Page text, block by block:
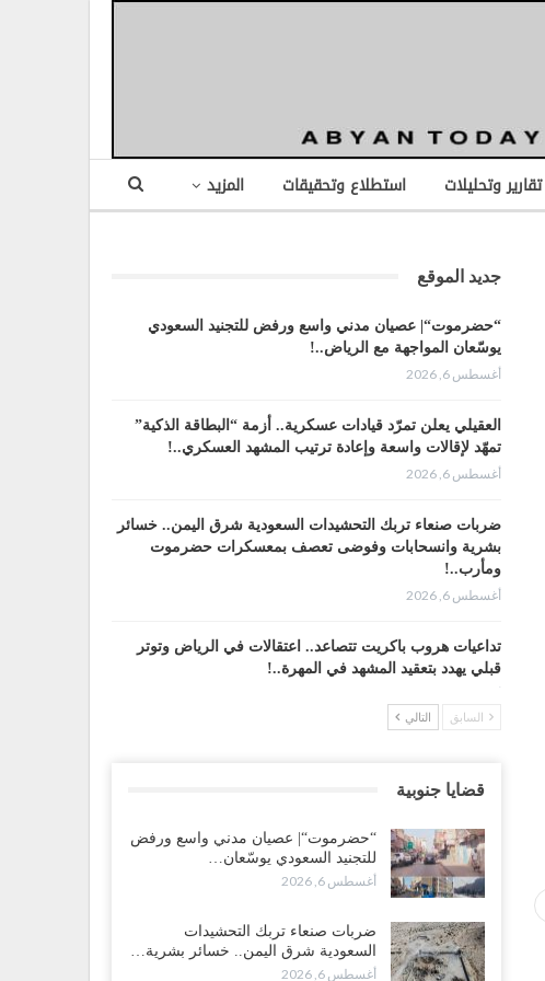
تقارير وتحليلات استطلاع وتحقيقات المزيد
جديد الموقع
“حضرموت“| عصيان مدني واسع ورفض للتجنيد السعودي
يوسّعان المواجهة مع الرياض..!
أغسطس 6, 2026
العقيلي يعلن تمرّد قيادات عسكرية.. أزمة “البطاقة الذكية”
تمهّد لإقالات واسعة وإعادة ترتيب المشهد العسكري..!
أغسطس 6, 2026
ضربات صنعاء تربك التحشيدات السعودية شرق اليمن.. خسائر
بشرية وانسحابات وفوضى تعصف بمعسكرات حضرموت
ومأرب..!
أغسطس 6, 2026
تداعيات هروب باكريت تتصاعد.. اعتقالات في الرياض وتوتر
قبلي يهدد بتعقيد المشهد في المهرة..!
أغسطس 6, 2026
“حضرموت“| الانتقالي يرفع التصعيد بالعصيان المدني.. ورسالة
تحدٍ للسعودية بشأن النفط..!
أغسطس 6, 2026
“تقرير“| عرب جورنال: استقالة مدير مكتب العليمي.. هل
دخلت سلطة الرئاسي مرحلة التفكك المؤسسي..!
السابق التالي
قضايا جنوبية
“حضرموت“| عصيان مدني واسع ورفض
للتجنيد السعودي يوسّعان…
أغسطس 6, 2026
ضربات صنعاء تربك التحشيدات
السعودية شرق اليمن.. خسائر بشرية…
أغسطس 6, 2026